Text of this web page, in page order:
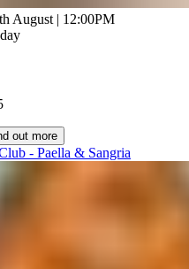
August | 12:00PM
out more